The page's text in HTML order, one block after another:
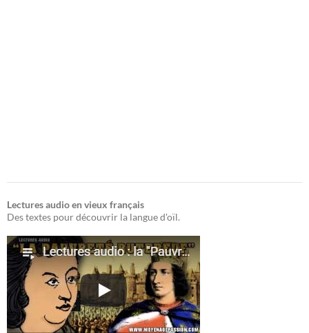
Lectures audio en vieux français
Des textes pour découvrir la langue d'oïl.